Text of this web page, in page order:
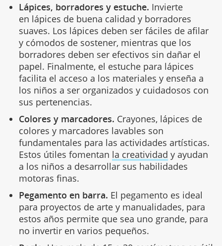
Lápices, borradores y estuche. Invierte
en lápices de buena calidad y borradores
suaves. Los lápices deben ser fáciles de afilar
y cómodos de sostener, mientras que los
borradores deben ser efectivos sin dañar el
papel. Finalmente, el estuche para lápices
facilita el acceso a los materiales y enseña a
los niños a ser organizados y cuidadosos con
sus pertenencias.
Colores y marcadores. Crayones, lápices de
colores y marcadores lavables son
fundamentales para las actividades artísticas.
Estos útiles fomentan la creatividad y ayudan
a los niños a desarrollar sus habilidades
motoras finas.
Pegamento en barra. El pegamento es ideal
para proyectos de arte y manualidades, para
estos años permite que sea uno grande, para
no invertir en varios pequeños.